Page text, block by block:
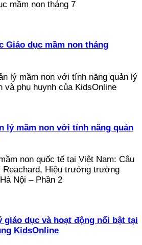
Giáo dục mầm non tháng
lý mầm non với tính năng quản
giáo dục và hoạt động nổi bật tại
KidsOnline